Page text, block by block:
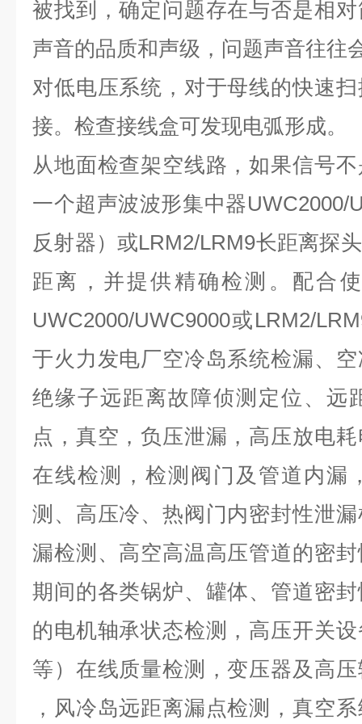
被找到，确定问题存在与否是相
声音的品质和声级，问题声音往往
对低电压系统，对于母线的快速
接。检查接线盒可发现电弧形成。
从地面检查架空线路，如果信号
一个超声波波形集中器UWC2000/
反射器）或LRM2/LRM9长距离探
距离，并提供精确检测。配合
UWC2000/UWC9000或LRM2/
于火力发电厂空冷岛系统检漏、
绝缘子远距离故障侦测定位、远
点，真空，负压泄漏，高压放电
在线检测，检测阀门及管道内漏
测、高压冷、热阀门内密封性泄
漏检测、高空高温高压管道的密
期间的各类锅炉、罐体、管道密
的电机轴承状态检测，高压开关
等）在线质量检测，变压器及高
，风冷岛远距离漏点检测，真空